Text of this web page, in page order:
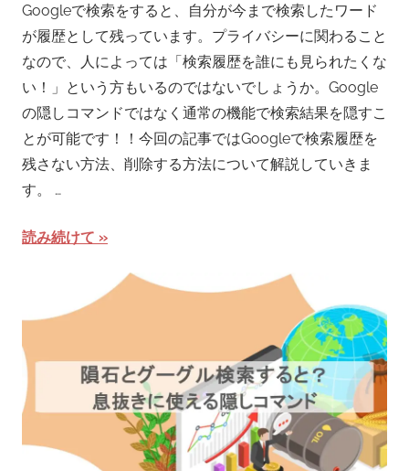
Googleで検索をすると、自分が今まで検索したワード
が履歴として残っています。プライバシーに関わること
なので、人によっては「検索履歴を誰にも見られたくな
い！」という方もいるのではないでしょうか。Google
の隠しコマンドではなく通常の機能で検索結果を隠すこ
とが可能です！！今回の記事ではGoogleで検索履歴を
残さない方法、削除する方法について解説していきま
す。 …
読み続けて